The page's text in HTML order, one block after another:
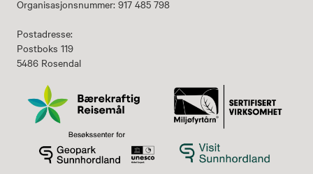
Organisasjonsnummer: 917 485 798
Postadresse:
Postboks 119
5486 Rosendal